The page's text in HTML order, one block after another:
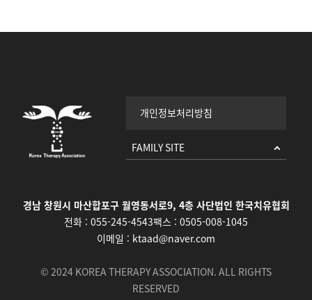
경남 창원시 마산합포구 월영동서로9, 4층 사단법인 한국치유협회
전화 : 055-245-4543팩스 : 0505-008-1045
이메일 : ktaad@naver.com
© 2024 KOREA THERAPY ASSOCIATION. ALL RIGHTS
RESERVED
개인정보처리방침
FAMILY SITE